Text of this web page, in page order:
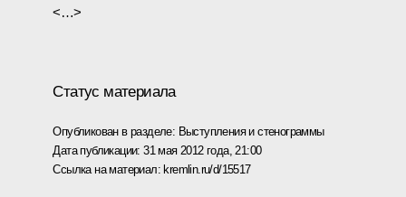
<…>
Статус материала
Опубликован в разделе: Выступления и стенограммы
Дата публикации:31 мая 2012 года, 21:00
Ссылка на материал:kremlin.ru/d/15517